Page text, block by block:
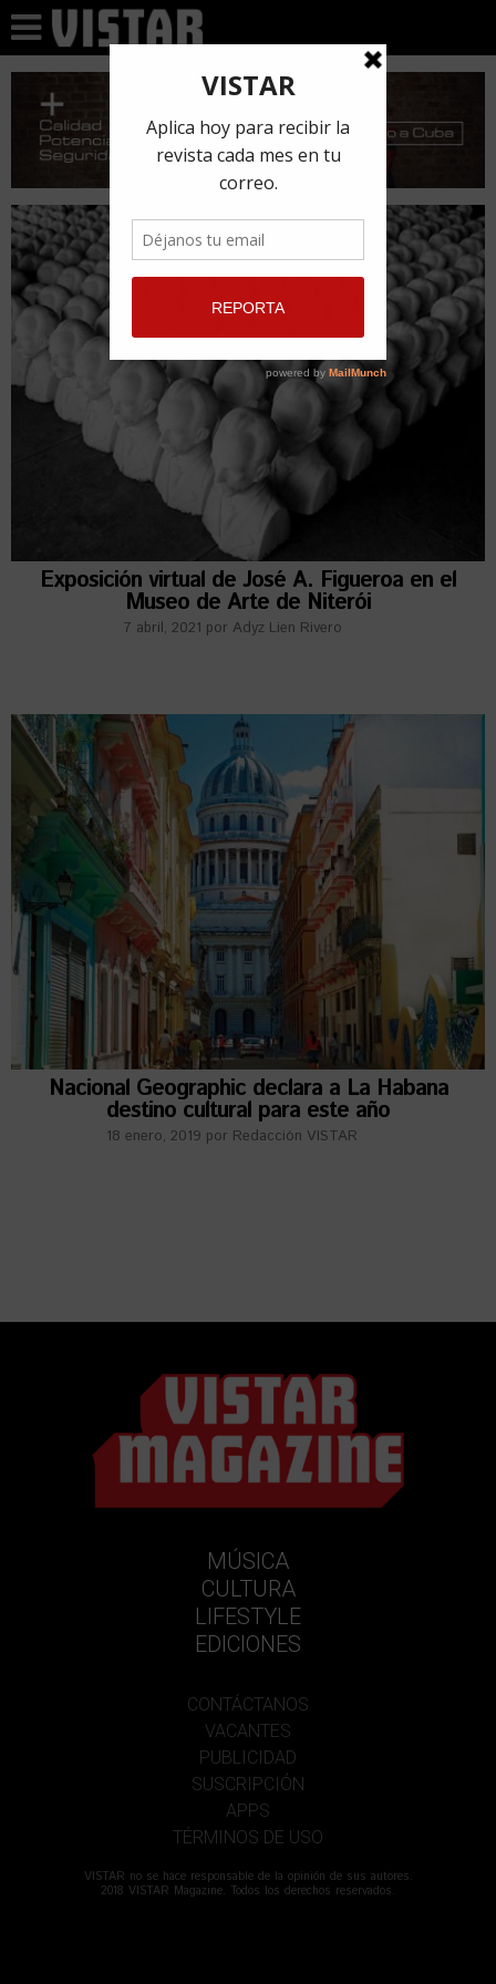
Exposición virtual de José A. Figueroa en el
Museo de Arte de Niterói
7 abril, 2021 por Adyz Lien Rivero
Nacional Geographic declara a La Habana
destino cultural para este año
18 enero, 2019 por Redacción VISTAR
MÚSICA
CULTURA
LIFESTYLE
EDICIONES
CONTÁCTANOS
VACANTES
PUBLICIDAD
SUSCRIPCIÓN
APPS
TÉRMINOS DE USO
VISTAR no se hace responsable de la opinión de sus autores.
2018 VISTAR Magazine. Todos los derechos reservados.